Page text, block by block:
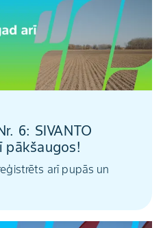
6: SIVANTO
pākšaugos!
arī pupās un